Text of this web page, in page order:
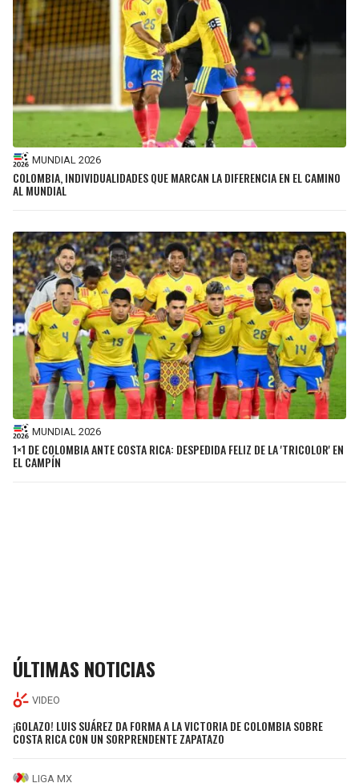
MUNDIAL 2026
COLOMBIA, INDIVIDUALIDADES QUE MARCAN LA DIFERENCIA EN EL CAMINO
AL MUNDIAL
MUNDIAL 2026
1×1 DE COLOMBIA ANTE COSTA RICA: DESPEDIDA FELIZ DE LA 'TRICOLOR' EN
EL CAMPÍN
ÚLTIMAS NOTICIAS
VIDEO
¡GOLAZO! LUIS SUÁREZ DA FORMA A LA VICTORIA DE COLOMBIA SOBRE
COSTA RICA CON UN SORPRENDENTE ZAPATAZO
LIGA MX